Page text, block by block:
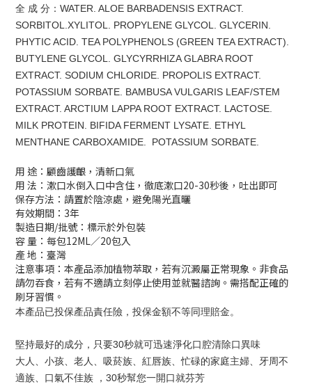
全 成 分：WATER. ALOE BARBADENSIS EXTRACT.
SORBITOL.XYLITOL. PROPYLENE GLYCOL. GLYCERIN.
PHYTIC ACID. TEA POLYPHENOLS (GREEN TEA EXTRACT).
BUTYLENE GLYCOL. GLYCYRRHIZA GLABRA ROOT
EXTRACT. SODIUM CHLORIDE. PROPOLIS EXTRACT.
POTASSIUM SORBATE. BAMBUSA VULGARIS LEAF/STEM
EXTRACT. ARCTIUM LAPPA ROOT EXTRACT. LACTOSE.
MILK PROTEIN. BIFIDA FERMENT LYSATE. ETHYL
MENTHANE CARBOXAMIDE. POTASSIUM SORBATE.
用 途：顧齒護齦，清新口氣
用 法：漱口水倒入口中含住，徹底漱口20-30秒後，吐出即可
保存方法：請置於陰涼處，避免陽光直曬
有效期間：3年
製造日期/批號：標示於外包裝
容 量：每包12ML／20包入
產 地：臺灣
注意事項：本產品添加植物萃取，若有沉澱屬正常現象。非食品
請勿吞食，若有不適請立刻停止使用並就醫諮詢。需搭配正確的
刷牙習慣。
本產品已投保產品責任險，投保金額不等同理賠金。
堅持最好的成分，只要30秒就可迅速淨化口腔清除口異味
大人、小孩、老人、吸菸族、紅唇族、忙碌的家庭主婦、牙周不
適族、口氣不佳族 ，30秒幫您一開口就芬芳